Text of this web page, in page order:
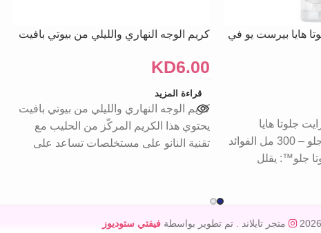
هايا بيرست يو في
جلوتا هايا
بيرست يو في فلولس جلو – 300 مل الفوائد
جلو™: يقلل
كريم الوجه النهاري والليلي من بيوتي بافيت
KD6.00
قراءة المزيد
كريم الوجه النهاري والليلي من بيوتي بافيت
يحتوي هذا الكريم المركّز من الحليب مع
تقنية النانو على مستخلصات تساعد على
متجر تايلاند . تم تطوير بواسطة فيفتي ستوديوز